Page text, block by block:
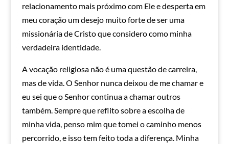
relacionamento mais próximo com Ele e desperta em
meu coração um desejo muito forte de ser uma
missionária de Cristo que considero como minha
verdadeira identidade.
A vocação religiosa não é uma questão de carreira,
mas de vida. O Senhor nunca deixou de me chamar e
eu sei que o Senhor continua a chamar outros
também. Sempre que reflito sobre a escolha de
minha vida, penso mim que tomei o caminho menos
percorrido, e isso tem feito toda a diferença. Minha